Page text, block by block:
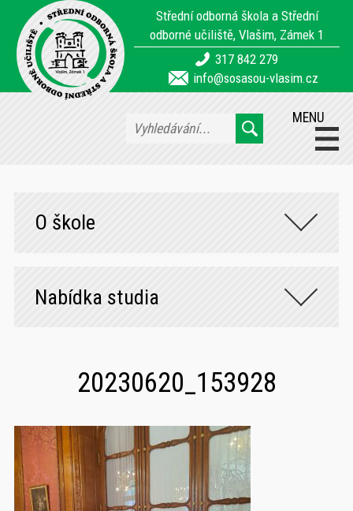
Střední odborná škola a Střední
odborné učiliště, Vlašim, Zámek 1
317 842 279
info@sosasou-vlasim.cz
MENU
O škole
Nabídka studia
20230620_153928